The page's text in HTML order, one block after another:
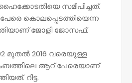
സമീപിച്ചത്.
കൊലപ്പെടത്തിയെന്ന
ജോളി ജോസഫ്.
മുതൽ 2016 വരെയുള്ള
ആറ് പേരെയാണ്
റിട്ട.